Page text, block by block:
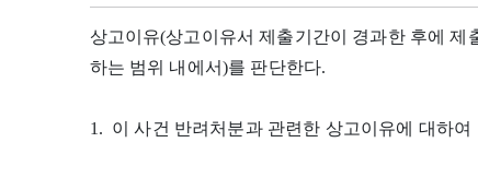
상고이유(상고이유서 제출기간이 경과한 후에
하는 범위 내에서)를 판단한다.
1. 이 사건 반려처분과 관련한 상고이유에 대하여